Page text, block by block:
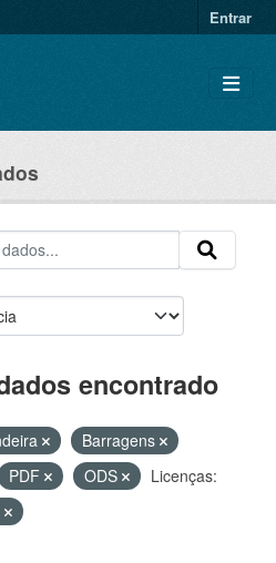
Entrar
encontrado
Barragens
PDF ODS
Licenças: